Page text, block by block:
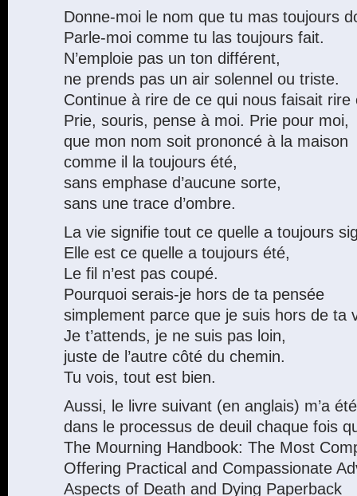
Donne-moi le nom que tu mas toujours
Parle-moi comme tu las toujours fait.
N’emploie pas un ton différent,
ne prends pas un air solennel ou triste.
Continue à rire de ce qui nous faisait rire
Prie, souris, pense à moi. Prie pour moi,
que mon nom soit prononcé à la maison
comme il la toujours été,
sans emphase d’aucune sorte,
sans une trace d’ombre.
La vie signifie tout ce quelle a toujours
Elle est ce quelle a toujours été,
Le fil n’est pas coupé.
Pourquoi serais-je hors de ta pensée
simplement parce que je suis hors de ta
Je t’attends, je ne suis pas loin,
juste de l’autre côté du chemin.
Tu vois, tout est bien.
Aussi, le livre suivant (en anglais) m’a
dans le processus de deuil chaque fois
The Mourning Handbook: The Most
Offering Practical and Compassionate
Aspects of Death and Dying Paperback